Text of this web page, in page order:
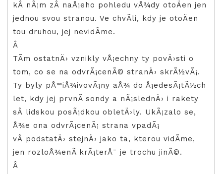
kÂ nÃ¡m zÂ naÅ¡eho pohledu vÅ¾dy otoÄen jen
jednou svou stranou. Ve chvÃ­li, kdy je otoÄen
tou druhou, jej nevidÃ­me.
Â
TÃ­m ostatnÄ› vznikly vÅ¡echny ty povÄ›sti o
tom, co se na odvrÃ¡cenÃ© stranÄ› skrÃ½vÃ¡.
Ty byly pÅ™iÅ¾ivovÃ¡ny aÅ¾ do Å¡edesÃ¡tÃ½ch
let, kdy jej prvnÃ­ sondy a nÃ¡slednÄ› i rakety
sÂ lidskou posÃ¡dkou obletÄ›ly. UkÃ¡zalo se,
Å¾e ona odvrÃ¡cenÃ¡ strana vpadÃ¡
vÂ podstatÄ› stejnÄ› jako ta, kterou vidÃ­me,
jen rozloÅ¾enÃ­ krÃ¡terÅ¯ je trochu jinÃ©.
Â